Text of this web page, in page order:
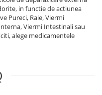
in functie de actiunea
Pureci, Raie, Viermi
Viermi Intestinali sau
alege medicamentele